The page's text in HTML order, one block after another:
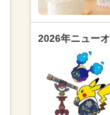
2026年ニュー